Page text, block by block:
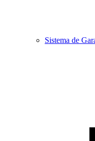
Sistema de